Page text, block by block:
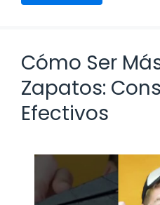
Cómo Ser
Zapatos:
Efectivos